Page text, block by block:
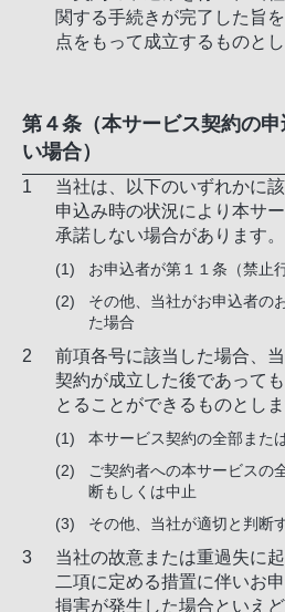
関する手続きが完了した旨
点をもって成立するものとし
第４条（本サービス契約の
い場合）
当社は、以下のいずれかに
申込み時の状況により本サ
承諾しない場合があります。
お申込者が第１１条（禁止
その他、当社がお申込者の
た場合
前項各号に該当した場合、
契約が成立した後であって
とることができるものとしま
本サービス契約の全部また
ご契約者への本サービスの
断もしくは中止
その他、当社が適切と判断
当社の故意または重過失に
二項に定める措置に伴いお
損害が発生した場合といえ